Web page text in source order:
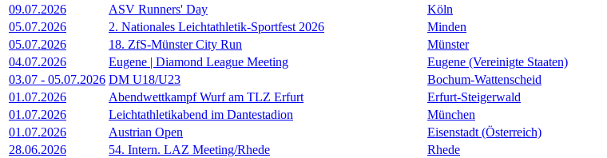
09.07.2026
ASV Runners' Day
Köln
05.07.2026
2. Nationales Leichtathletik-Sportfest 2026
Minden
05.07.2026
18. ZfS-Münster City Run
Münster
04.07.2026
Eugene | Diamond League Meeting
Eugene (Vereinigte Staaten)
03.07 - 05.07.2026 DM U18/U23
Bochum-Wattenscheid
01.07.2026
Abendwettkampf Wurf am TLZ Erfurt
Erfurt-Steigerwald
01.07.2026
Leichtathletikabend im Dantestadion
München
01.07.2026
Austrian Open
Eisenstadt (Österreich)
28.06.2026
54. Intern. LAZ Meeting/Rhede
Rhede